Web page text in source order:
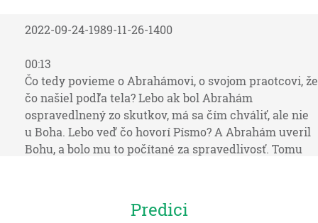
2022-09-24-1989-11-26-1400
00:13
Čo tedy povieme o Abrahámovi, o svojom praotcovi, že
čo našiel podľa tela? Lebo ak bol Abrahám
ospravedlnený zo skutkov, má sa čím chváliť, ale nie
u Boha. Lebo veď čo hovorí Písmo? A Abrahám uveril
Bohu, a bolo mu to počítané za spravedlivosť. Tomu
verí na toho, ktorý ospravedlňuje bezbožného, počíta
sa jeho viera za spravedlivosť. Ako aj Dávid hovorí o
Predici